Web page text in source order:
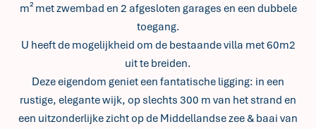
m² met zwembad en 2 afgesloten garages en een dubbele
toegang.
U heeft de mogelijkheid om de bestaande villa met 60m2
uit te breiden.
Deze eigendom geniet een fantatische ligging: in een
rustige, elegante wijk, op slechts 300 m van het strand en
een uitzonderlijke zicht op de Middellandse zee & baai van